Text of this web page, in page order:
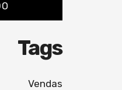
Tags
Vendas